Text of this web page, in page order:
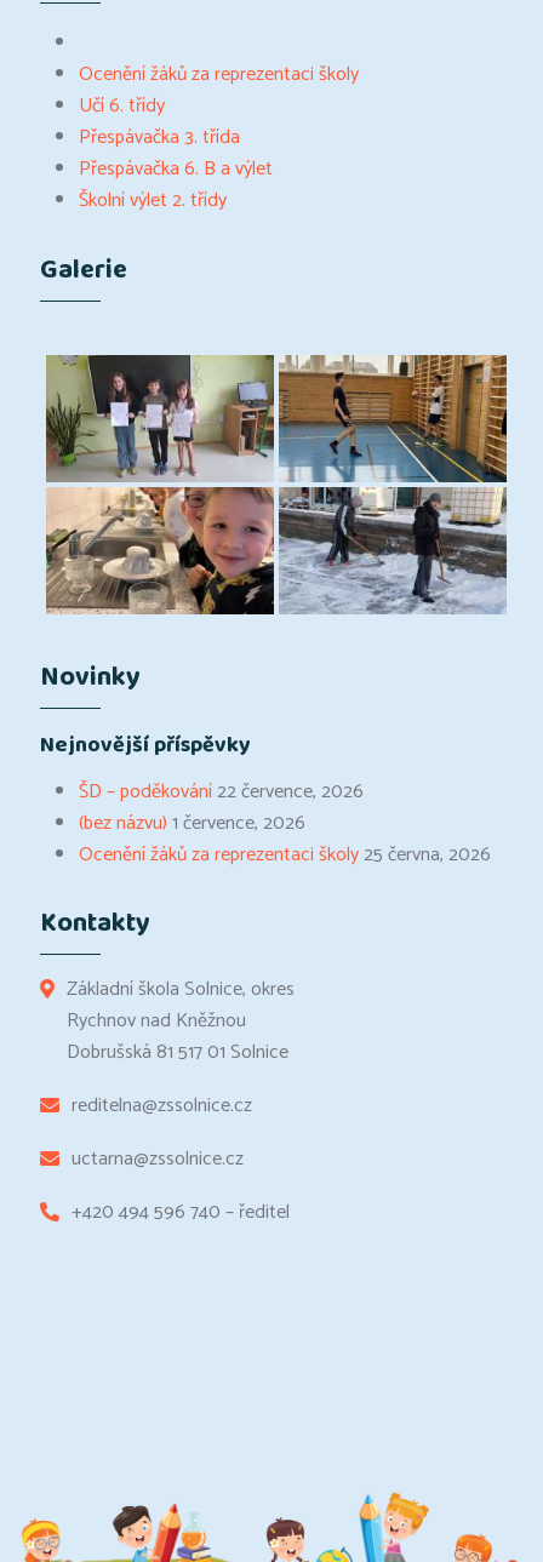
Ocenění žáků za reprezentaci školy
Učí 6. třídy
Přespávačka 3. třída
Přespávačka 6. B a výlet
Školní výlet 2. třídy
Galerie
Novinky
Nejnovější příspěvky
ŠD – poděkování22 července, 2026
(bez názvu)1 července, 2026
Ocenění žáků za reprezentaci školy25 června, 2026
Kontakty
Základní škola Solnice, okres
Rychnov nad Kněžnou
Dobrušská 81 517 01 Solnice
reditelna@zssolnice.cz
uctarna@zssolnice.cz
+420 494 596 740 – ředitel